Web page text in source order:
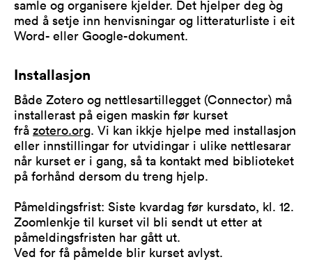
samle og organisere kjelder. Det hjelper deg òg
med å setje inn henvisningar og litteraturliste i eit
Word- eller Google-dokument.
Installasjon
Både Zotero og nettlesartillegget (Connector) må
installerast på eigen maskin før kurset
frå zotero.org. Vi kan ikkje hjelpe med installasjon
eller innstillingar for utvidingar i ulike nettlesarar
når kurset er i gang, så ta kontakt med biblioteket
på forhånd dersom du treng hjelp.
Påmeldingsfrist: Siste kvardag før kursdato, kl. 12.
Zoomlenkje til kurset vil bli sendt ut etter at
påmeldingsfristen har gått ut.
Ved for få påmelde blir kurset avlyst.